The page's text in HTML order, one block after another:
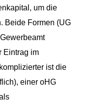
um die
Beide Formen (UG
Eintrag im
ist die
einer oHG